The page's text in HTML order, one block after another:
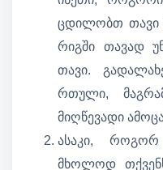
ცდილობთ თავი
რიგში თავად
თავი.
რთული,
მიღწევადი
ასაკი,
მხოლოდ